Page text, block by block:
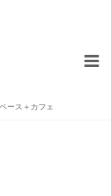
ース＋カフェ